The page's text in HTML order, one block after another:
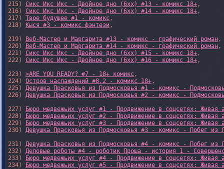
215) Сикс Икс Икс - Двойное дно (6xx) #13 - комикс 18+,
216) Сикс Икс Икс - Двойное дно (6xx) #14 - комикс 18+,
217) Твое будущее #1 - комикс,
218)
Кыся #3 - комикс фэнтези,
219)
Веб-Мастер и Маргарита #13 - комикс - графический роман,
220)
Веб-Мастер и Маргарита #14 - комикс - графический роман,
221) Сикс Икс Икс - Двойное дно (6xx) #15 - комикс 18+,
222) Сикс Икс Икс - Двойное дно (6xx) #16 - комикс 18+,
223) >ARE YOU READY? #7 - 18+ комикс,
224) Остров наслаждений #8.2 - комикс 18+,
225) Девушка Прасковья из Подмосковья #1 - комикс -
226) Девушка Прасковья из Подмосковья #2 - комикс -
227)
Бюро медвежьих услуг #1 - Продвижение в соцсетях: Живая
228)
Бюро медвежьих услуг #2 - Продвижение в соцсетях: Живая
229)
Бюро медвежьих услуг #3 - Продвижение в соцсетях: Живая
230) Девушка Прасковья из Подмосковья #3 - комикс - Побег из
231) Девушка Прасковья из Подмосковья #4 - комикс - Побег из
232) Деловые роботы #4 - роботик Проша - история 1 -
233)
Бюро медвежьих услуг #4 - Продвижение в соцсетях: Живая
234)
Бюро медвежьих услуг #5 - Продвижение в соцсетях: Живая